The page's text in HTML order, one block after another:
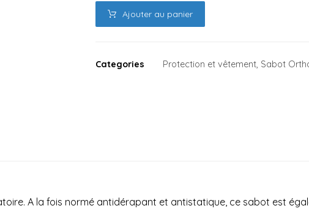
Ajouter au panier
Categories Protection et vêtement Sabot
A la fois normé antidérapant et antistatique, ce sabot est